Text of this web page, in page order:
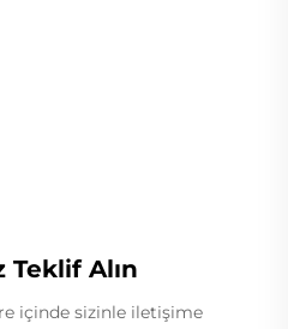
Teklif Alın
içinde sizinle iletişime